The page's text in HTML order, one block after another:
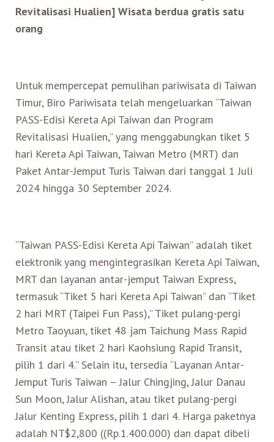
Agen Perjalanan
Mata Air Panas
Ekowisata
Wisata Kereta Api
Budaya & Warisan
Wisata Yang Dapat Diakses
Belanja
Pasar Malam
Tur Bis Wisata
Taiwan Tips
Teh Kelas Dunia
Mobil
Bandara Internasional
Atraksi Taiwan Bagian Timur
Atraksi Taiwan Bagian Selatan
Atraksi Kepulauan di Pesisir Pantai
Search for:
Revitalisasi Hualien] Wisata berdua gratis satu
orang
Untuk mempercepat pemulihan pariwisata di Taiwan
Timur, Biro Pariwisata telah mengeluarkan “Taiwan
PASS-Edisi Kereta Api Taiwan dan Program
Revitalisasi Hualien,” yang menggabungkan tiket 5
hari Kereta Api Taiwan, Taiwan Metro (MRT) dan
Paket Antar-Jemput Turis Taiwan dari tanggal 1 Juli
2024 hingga 30 September 2024.
“Taiwan PASS-Edisi Kereta Api Taiwan” adalah tiket
elektronik yang mengintegrasikan Kereta Api Taiwan,
MRT dan layanan antar-jemput Taiwan Express,
termasuk “Tiket 5 hari Kereta Api Taiwan” dan “Tiket
2 hari MRT (Taipei Fun Pass),” Tiket pulang-pergi
Metro Taoyuan, tiket 48 jam Taichung Mass Rapid
Transit atau tiket 2 hari Kaohsiung Rapid Transit,
pilih 1 dari 4.” Selain itu, tersedia “Layanan Antar-
Jemput Turis Taiwan – Jalur Chingjing, Jalur Danau
Sun Moon, Jalur Alishan, atau tiket pulang-pergi
Jalur Kenting Express, pilih 1 dari 4. Harga paketnya
adalah NT$2,800 ((Rp.1.400.000) dan dapat dibeli